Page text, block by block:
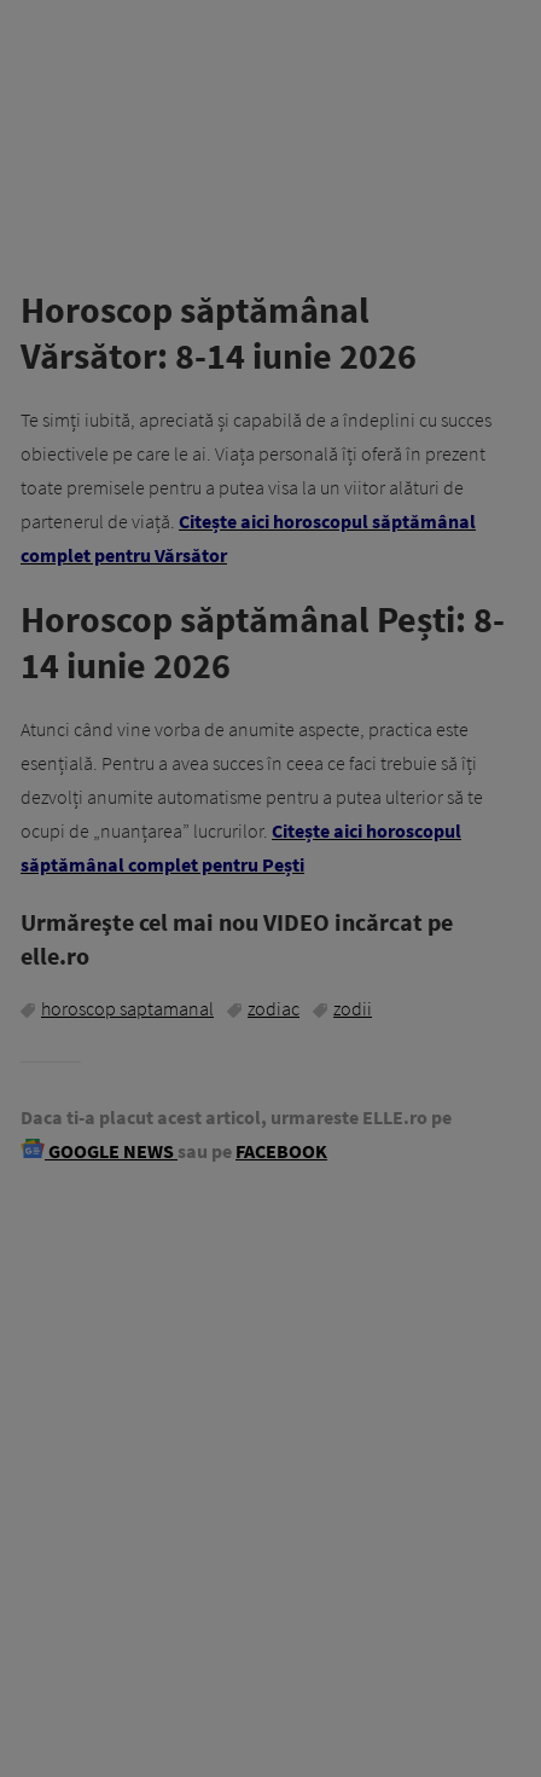
Horoscop săptămânal
Vărsător: 8-14 iunie 2026
Te simți iubită, apreciată și capabilă de a îndeplini cu succes
obiectivele pe care le ai. Viața personală îți oferă în prezent
toate premisele pentru a putea visa la un viitor alături de
partenerul de viață. Citește aici horoscopul săptămânal
complet pentru Vărsător
Horoscop săptămânal Pești: 8-
14 iunie 2026
Atunci când vine vorba de anumite aspecte, practica este
esențială. Pentru a avea succes în ceea ce faci trebuie să îți
dezvolți anumite automatisme pentru a putea ulterior să te
ocupi de „nuanțarea” lucrurilor. Citește aici horoscopul
săptămânal complet pentru Pești
Urmăreşte cel mai nou VIDEO incărcat pe
elle.ro
horoscop saptamanal zodiac zodii
Daca ti-a placut acest articol, urmareste ELLE.ro pe
GOOGLE NEWS sau pe FACEBOOK